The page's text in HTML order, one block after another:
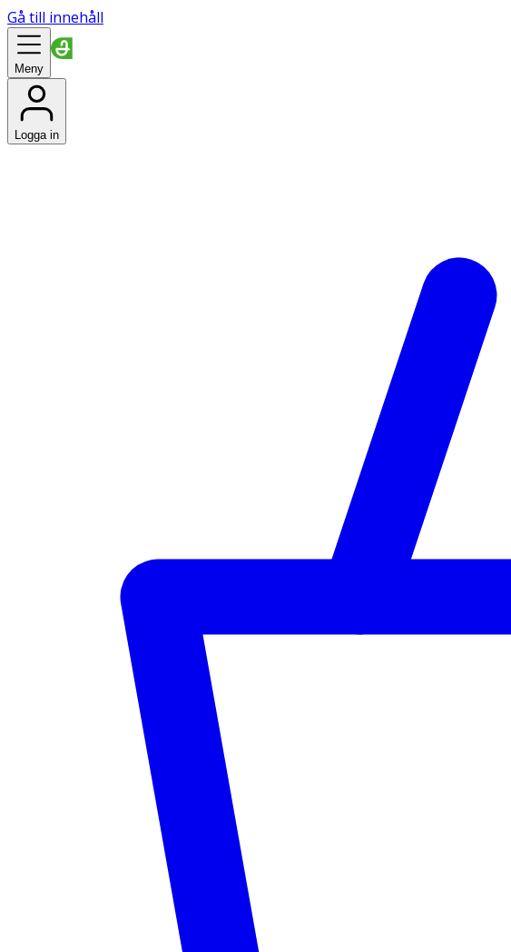
Gå till innehåll
Meny
Logga in